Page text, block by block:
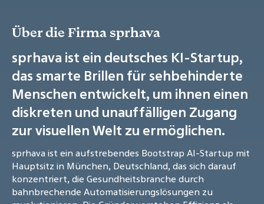
Über die Firma sprhava
sprhava ist ein deutsches KI-Startup,
das smarte Brillen für sehbehinderte
Menschen entwickelt, um ihnen einen
diskreten und unauffälligen Zugang
zur visuellen Welt zu ermöglichen.
sprhava ist ein aufstrebendes Bootstrap AI-Startup mit
Hauptsitz in München, Deutschland, das sich darauf
konzentriert, die Gesundheitsbranche durch
bahnbrechende Automatisierungslösungen zu